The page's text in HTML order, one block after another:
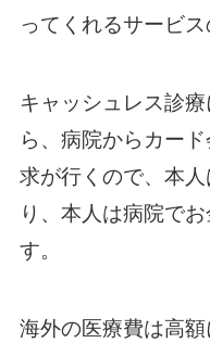
ってくれるサービス
キャッシュレス診
ら、病院からカー
求が行くので、本
り、本人は病院で
す。
海外の医療費は高